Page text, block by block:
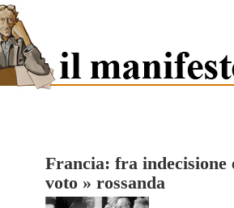
Francia: fra indecisione
voto » rossanda